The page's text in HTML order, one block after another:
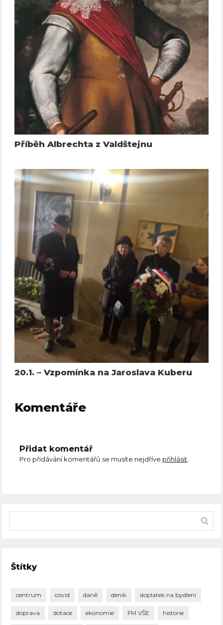
Příběh Albrechta z Valdštejnu
20.1. – Vzpomínka na Jaroslava Kuberu
Komentáře
Přidat komentář
Pro přidávání komentářů se musíte nejdříve přihlásit
Štítky
centrum covid daně deník doplatek na bydlení
doprava dotace ekonomie FM VŠE historie